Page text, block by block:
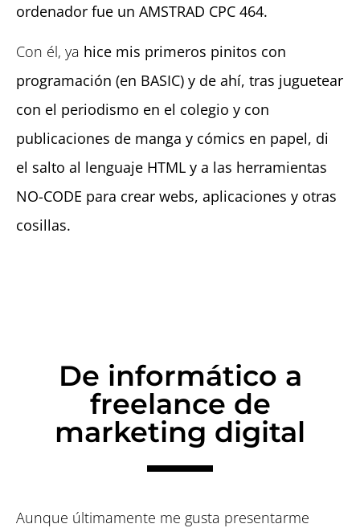
ordenador fue un AMSTRAD CPC 464.
Con él, ya hice mis primeros pinitos con
programación (en BASIC) y de ahí, tras juguetear
con el periodismo en el colegio y con
publicaciones de manga y cómics en papel, di
el salto al lenguaje HTML y a las herramientas
NO-CODE para crear webs, aplicaciones y otras
cosillas.
De informático a
freelance de
marketing digital
Aunque últimamente me gusta presentarme